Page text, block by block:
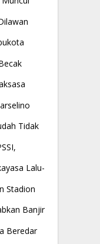
Tidak
Lalu-
Stadion
Banjir
Beredar